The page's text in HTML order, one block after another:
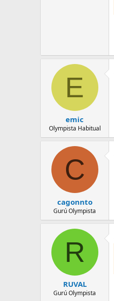
E
emic
Olympista Habitual
C
cagonnto
Gurú Olympista
R
RUVAL
Gurú Olympista